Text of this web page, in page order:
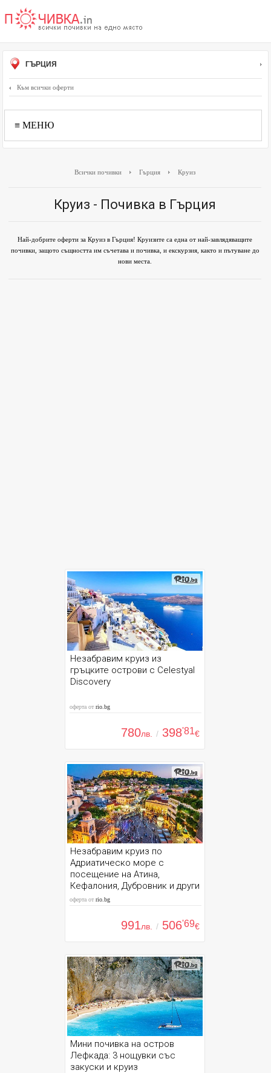
ГЪРЦИЯ
Към всички оферти
≡ МЕНЮ
Всички почивки Гърция Круиз
Круиз - Почивка в Гърция
Най-добрите оферти за Круиз в Гърция! Круизите са една от най-завлядяващите
почивки, защото същността им съчетава и почивка, и екскурзия, както и пътуване до
нови места.
Незабравим круиз из
гръцките острови с Celestyal
Discovery
оферта отrio.bg
780лв. / 398'81€
Незабравим круиз по
Адриатическо море с
посещение на Атина,
Кефалония, Дубровник и други
оферта отrio.bg
991лв. / 506'69€
Мини почивка на остров
Лефкада: 3 нощувки със
закуски и круиз